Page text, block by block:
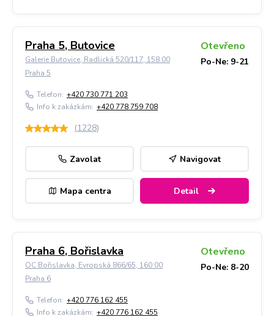
Praha 5, Butovice
Galerie Butovice, Radlická 520/117, 158 00
Praha 5
Otevřeno
Po-Ne: 9-21
Telefon: +420 730 771 203
Info k zakázkám: +420 778 759 708
(1228)
Zavolat Navigovat
Mapa centra Detail
Praha 6, Bořislavka
OC Bořislavka, Evropská 866/65, 160 00
Praha 6
Otevřeno
Po-Ne: 8-20
Telefon: +420 776 162 455
Info k zakázkám: +420 776 162 455